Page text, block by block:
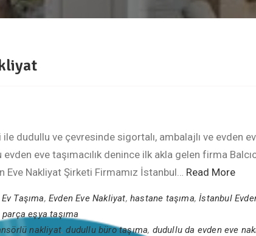
dudullu ve çevresinde sigortalı, ambalajlı ve evden
evden eve taşımacılık denince ilk akla gelen firma
Eve Nakliyat Şirketi Firmamız İstanbul… Read More
Ev Taşıma,Evden Eve Nakliyat,hastane taşıma,İstanbul
parça eşya taşıma
nakliyat,dudullu büro taşıma, dudullu da evden eve